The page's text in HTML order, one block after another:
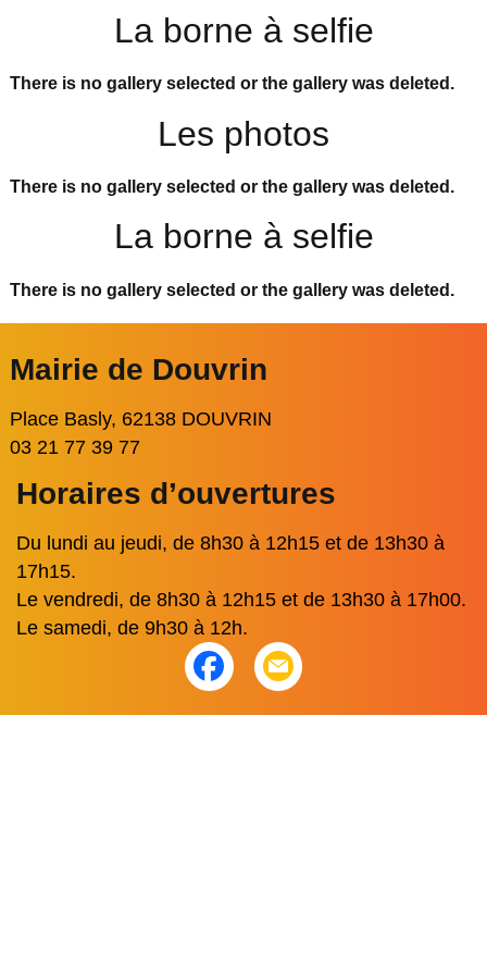
La borne à selfie
There is no gallery selected or the gallery was deleted.
Les photos
There is no gallery selected or the gallery was deleted.
La borne à selfie
There is no gallery selected or the gallery was deleted.
Mairie de Douvrin
Place Basly, 62138 DOUVRIN
03 21 77 39 77
Horaires d’ouvertures
Du lundi au jeudi, de 8h30 à 12h15 et de 13h30 à
17h15.
Le vendredi, de 8h30 à 12h15 et de 13h30 à 17h00.
Le samedi, de 9h30 à 12h.